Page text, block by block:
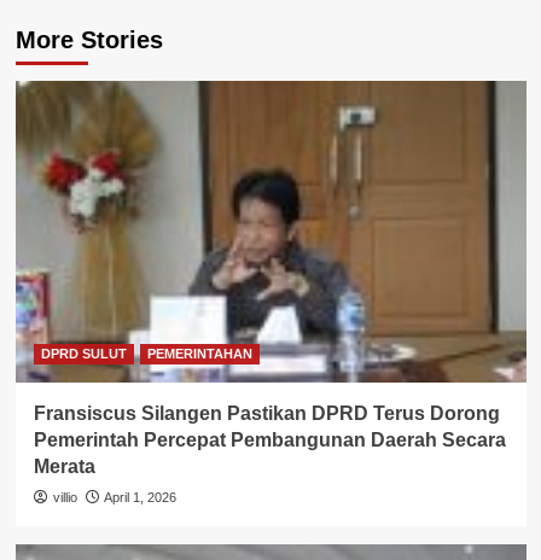
More Stories
DPRD SULUT PEMERINTAHAN
Fransiscus Silangen Pastikan DPRD Terus Dorong
Pemerintah Percepat Pembangunan Daerah Secara
Merata
villio April 1, 2026